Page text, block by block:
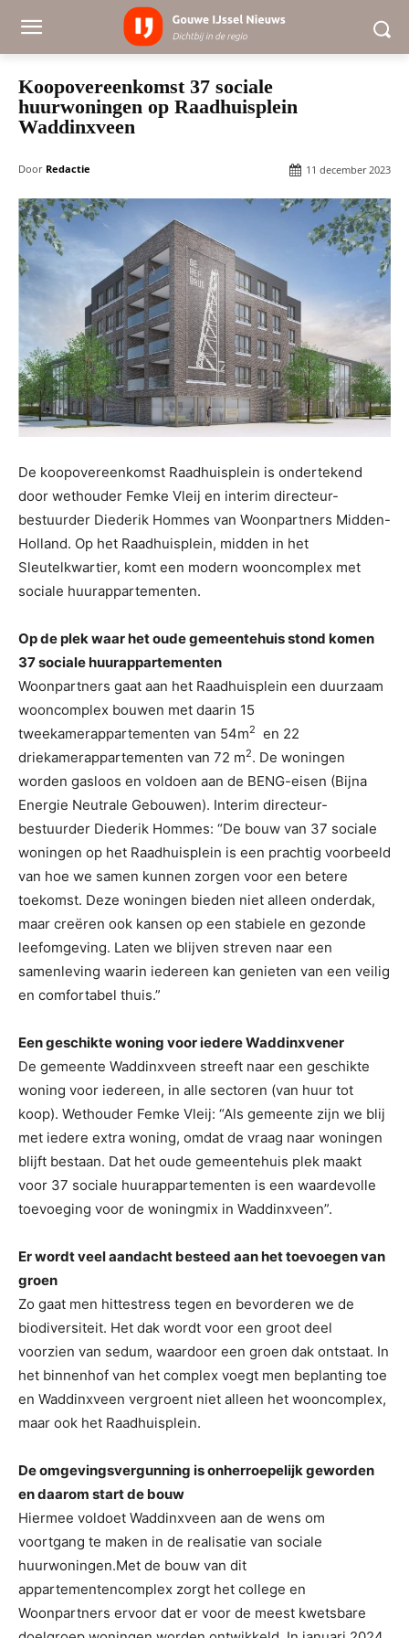
Koopovereenkomst 37 sociale
huurwoningen op Raadhuisplein
Waddinxveen
Door Redactie 11 december 2023
De koopovereenkomst Raadhuisplein is ondertekend
door wethouder Femke Vleij en interim directeur-
bestuurder Diederik Hommes van Woonpartners Midden-
Holland. Op het Raadhuisplein, midden in het
Sleutelkwartier, komt een modern wooncomplex met
sociale huurappartementen.
Op de plek waar het oude gemeentehuis stond komen
37 sociale huurappartementen
Woonpartners gaat aan het Raadhuisplein een duurzaam
wooncomplex bouwen met daarin 15
tweekamerappartementen van 54m2
en 22
driekamerappartementen van 72 m2. De woningen
worden gasloos en voldoen aan de BENG-eisen (Bijna
Energie Neutrale Gebouwen). Interim directeur-
bestuurder Diederik Hommes: “De bouw van 37 sociale
woningen op het Raadhuisplein is een prachtig voorbeeld
van hoe we samen kunnen zorgen voor een betere
toekomst. Deze woningen bieden niet alleen onderdak,
maar creëren ook kansen op een stabiele en gezonde
leefomgeving. Laten we blijven streven naar een
samenleving waarin iedereen kan genieten van een veilig
en comfortabel thuis.”
Een geschikte woning voor iedere Waddinxvener
De gemeente Waddinxveen streeft naar een geschikte
woning voor iedereen, in alle sectoren (van huur tot
koop). Wethouder Femke Vleij: “Als gemeente zijn we blij
met iedere extra woning, omdat de vraag naar woningen
blijft bestaan. Dat het oude gemeentehuis plek maakt
voor 37 sociale huurappartementen is een waardevolle
toevoeging voor de woningmix in Waddinxveen”.
Er wordt veel aandacht besteed aan het toevoegen van
groen
Zo gaat men hittestress tegen en bevorderen we de
biodiversiteit. Het dak wordt voor een groot deel
voorzien van sedum, waardoor een groen dak ontstaat. In
het binnenhof van het complex voegt men beplanting toe
en Waddinxveen vergroent niet alleen het wooncomplex,
maar ook het Raadhuisplein.
De omgevingsvergunning is onherroepelijk geworden
en daarom start de bouw
Hiermee voldoet Waddinxveen aan de wens om
voortgang te maken in de realisatie van sociale
huurwoningen.Met de bouw van dit
appartementencomplex zorgt het college en
Woonpartners ervoor dat er voor de meest kwetsbare